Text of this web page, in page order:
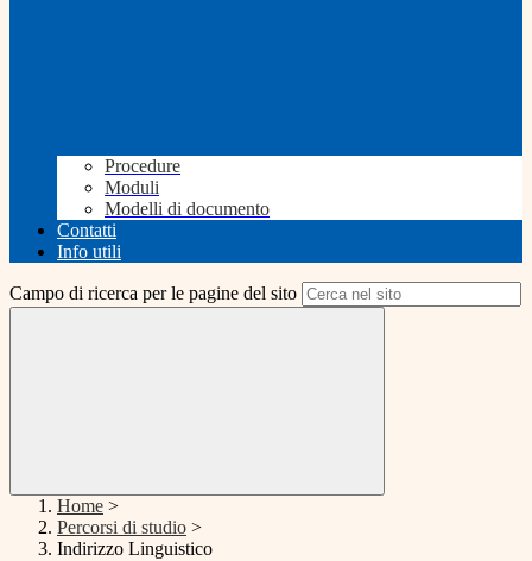
Procedure
Moduli
Modelli di documento
Contatti
Info utili
Campo di ricerca per le pagine del sito
Home >
Percorsi di studio >
Indirizzo Linguistico